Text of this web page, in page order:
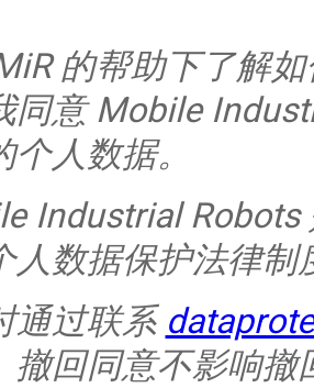
的帮助下了解
同意 Mobile
人数据。
Industrial
人数据保护法律
通过联系
撤回同意不影响